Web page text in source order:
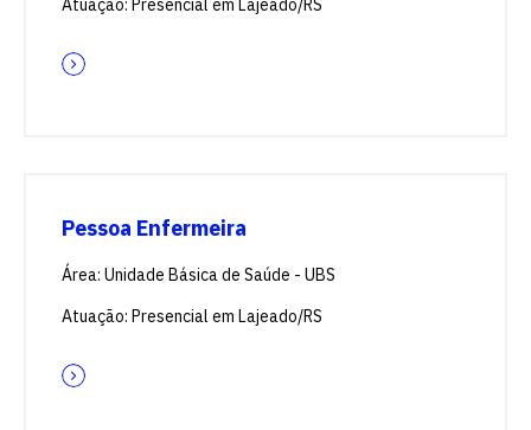
Atuação: Presencial em Lajeado/RS
Pessoa Enfermeira
Área: Unidade Básica de Saúde - UBS
Atuação: Presencial em Lajeado/RS
Escolha a vaga que você
vagas a partir do 2º ano de curso